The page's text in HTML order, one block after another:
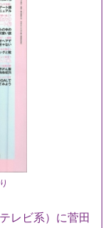
レビ系）に菅田